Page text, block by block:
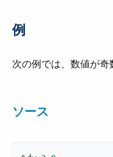
例
次の例では、数値が奇
ソース